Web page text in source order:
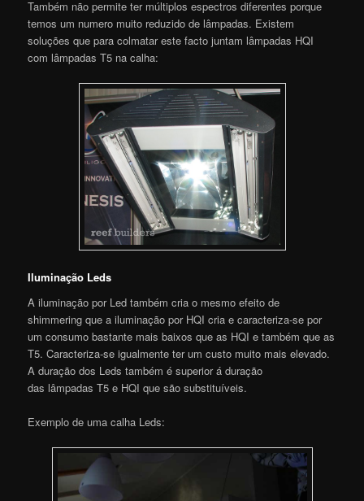
Também não permite ter múltiplos espectros diferentes porque
temos um numero muito reduzido de lâmpadas. Existem
soluções que para colmatar este facto juntam lâmpadas HQI
com lâmpadas T5 na calha:
Iluminação Leds
A iluminação por Led também cria o mesmo efeito de
shimmering que a iluminação por HQI cria e caracteriza-se por
um consumo bastante mais baixos que as HQI e também que as
T5. Caracteriza-se igualmente ter um custo muito mais elevado.
A duração dos Leds também é superior á duração
das lâmpadas T5 e HQI que são substituíveis.
Exemplo de uma calha Leds: